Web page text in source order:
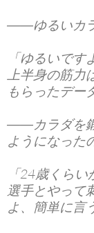
――ゆるいカ
「ゆるいで
上半身の筋力
もらったデー
――カラダを
ようになった
「24歳くら
選手とやって
よ、簡単に言